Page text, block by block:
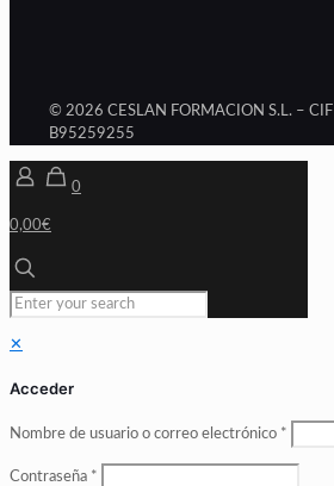
© 2026 CESLAN FORMACION S.L. – CIF
B95259255
0
0,00€
✕
Acceder
Nombre de usuario o correo electrónico *
Contraseña *